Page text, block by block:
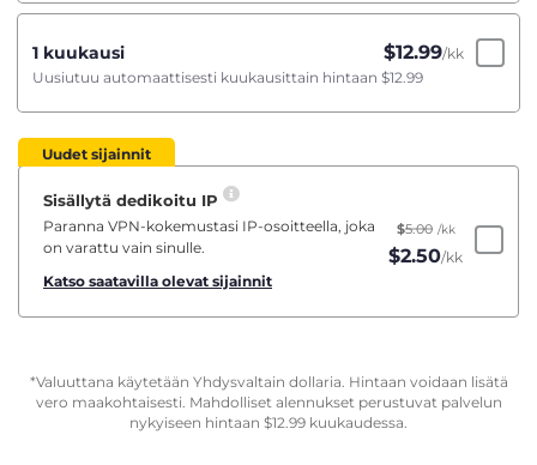
1 kuukausi $12.99/kk
Uusiutuu automaattisesti kuukausittain hintaan $12.99
Uudet sijainnit
Sisällytä dedikoitu IP
Paranna VPN-kokemustasi IP-osoitteella, joka
on varattu vain sinulle.
Katso saatavilla olevat sijainnit
$5.00 /kk
$2.50/kk
*Valuuttana käytetään Yhdysvaltain dollaria. Hintaan voidaan lisätä
vero maakohtaisesti. Mahdolliset alennukset perustuvat palvelun
nykyiseen hintaan $12.99 kuukaudessa.